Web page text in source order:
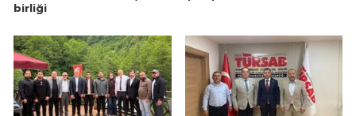
birliği